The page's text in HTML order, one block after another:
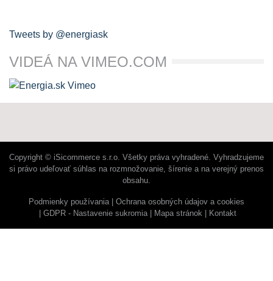
Tweets by @energiask
VIDEÁ NA VIMEO.COM
Copyright © iSicommerce s.r.o. Všetky práva vyhradené. Vyhradzujeme
si právo udeľovať súhlas na rozmnožovanie, šírenie a na verejný prenos
obsahu.
Podmienky používania
Ochrana osobných údajov a cookies
GDPR - Nastavenie sukromia
Mapa stránok Kontakt